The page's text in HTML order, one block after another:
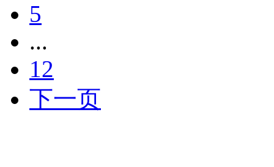
5
...
12
下一页